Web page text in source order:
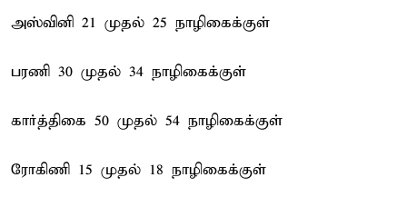
அஸ்வினி 21 முதல் 25 நாழிகைக்குள்
பரணி 30 முதல் 34 நாழிகைக்குள்
கார்த்திகை 50 முதல் 54 நாழிகைக்குள்
ரோகிணி 15 முதல் 18 நாழிகைக்குள்